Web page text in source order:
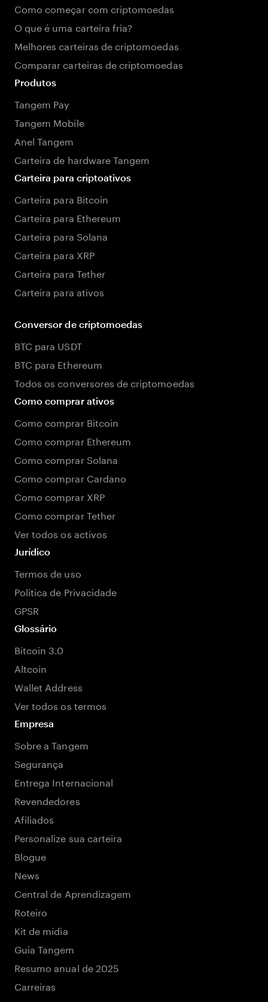
Como começar com criptomoedas
O que é uma carteira fria?
Melhores carteiras de criptomoedas
Comparar carteiras de criptomoedas
Produtos
Tangem Pay
Tangem Mobile
Anel Tangem
Carteira de hardware Tangem
Carteira para criptoativos
Carteira para Bitcoin
Carteira para Ethereum
Carteira para Solana
Carteira para XRP
Carteira para Tether
Carteira para ativos
Conversor de criptomoedas
BTC para USDT
BTC para Ethereum
Todos os conversores de criptomoedas
Como comprar ativos
Como comprar Bitcoin
Como comprar Ethereum
Como comprar Solana
Como comprar Cardano
Como comprar XRP
Como comprar Tether
Ver todos os activos
Jurídico
Termos de uso
Política de Privacidade
GPSR
Glossário
Bitcoin 3.0
Altcoin
Wallet Address
Ver todos os termos
Empresa
Sobre a Tangem
Segurança
Entrega Internacional
Revendedores
Afiliados
Personalize sua carteira
Blogue
News
Central de Aprendizagem
Roteiro
Kit de mídia
Guia Tangem
Resumo anual de 2025
Carreiras